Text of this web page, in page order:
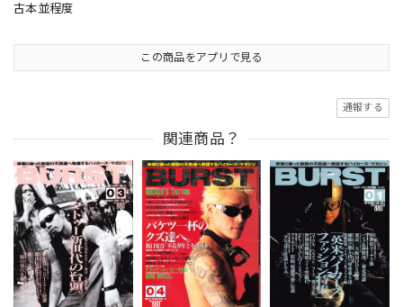
古本並程度
この商品をアプリで見る
通報する
関連商品？